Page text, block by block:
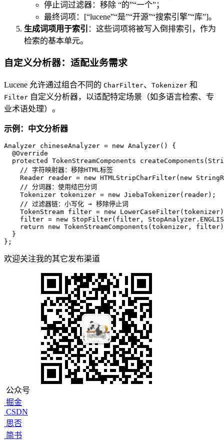
停止词过滤器：移除 “的”“一个”；
最终词项：[“lucene”“是”“开源”“搜索引擎”“库”]。
生成词项用于索引 ：这些词项将被写入倒排索引，作为
检索的基本单元。
自定义分析器：适配业务需求
Lucene 允许通过组合不同的 CharFilter、 Tokenizer 和
Filter 自定义分析器，以适配特定场景（如多语言检索、专
业术语处理）。
示例：中文分析器
Analyzer chineseAnalyzer = new Analyzer() {
@Override
protected
TokenStreamComponents createComponents
// 字符映射器：移除HTML标签
Reader
reader = new HTMLStripCharFilter( new
// 分词器：使用结巴分词
Tokenizer tokenizer = new JiebaTokenizer(reader);
// 过滤器链：小写化 → 移除停止词
TokenStream filter = new LowerCaseFilter
    filter =
new StopFilter(filter,
return
new TokenStreamComponents (tokenizer,
  }
};
欢迎关注我的其它发布渠道
公众号
掘金
CSDN
思否
简书